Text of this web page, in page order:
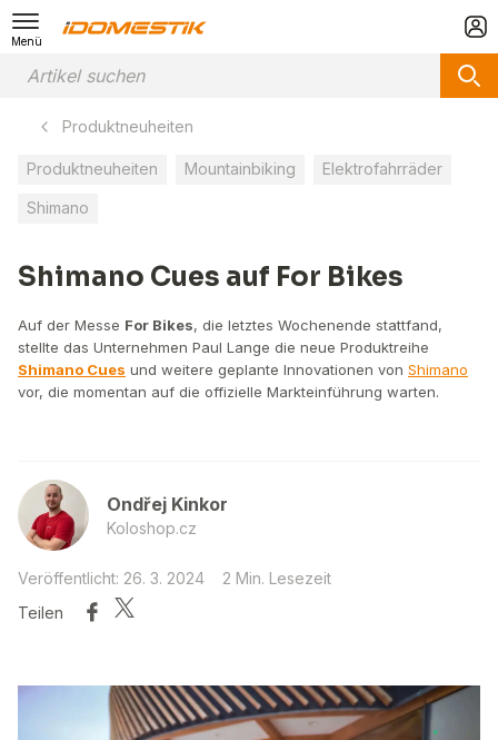
Menü
Produktneuheiten
Produktneuheiten Mountainbiking Elektrofahrräder
Shimano
Shimano Cues auf For Bikes
Auf der Messe For Bikes, die letztes Wochenende stattfand,
stellte das Unternehmen Paul Lange die neue Produktreihe
Shimano Cues und weitere geplante Innovationen von Shimano
vor, die momentan auf die offizielle Markteinführung warten.
Ondřej Kinkor
Koloshop.cz
Veröffentlicht: 26. 3. 2024
2 Min. Lesezeit
Teilen